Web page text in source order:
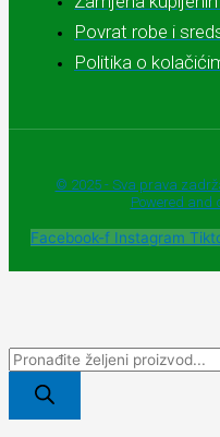
Povrat robe i
Politika o
© 2025 - Sva prava
Powered and
Facebook-f Instagram